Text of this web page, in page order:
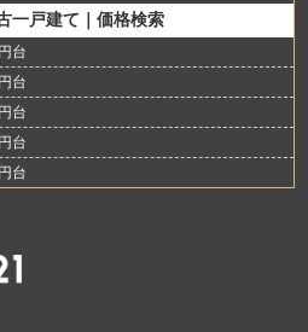
一戸建て｜価格検索
台
台
台
台
台